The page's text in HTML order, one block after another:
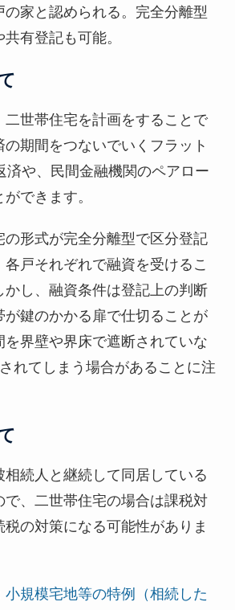
の家と認められる。完全分離型
有登記も可能。
二世帯住宅を計画をすることで
期間をつないでいくフラット
済や、民間金融機関のペアロー
できます。
の形式が完全分離型で区分登記
戸それぞれで融資を受けるこ
かし、融資条件は登記上の判断
が鍵のかかる扉で仕切ることが
を界壁や界床で遮断されていな
れてしまう場合があることに注
相続人と継続して同居している
で、二世帯住宅の場合は課税対
の対策になる可能性がありま
規模宅地等の特例（相続した